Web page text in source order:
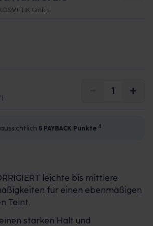
GmbH
5 PAYBACK Punkte 4
leichte bis mittlere
für einen ebenmäßigen
Teint.
starken Halt und